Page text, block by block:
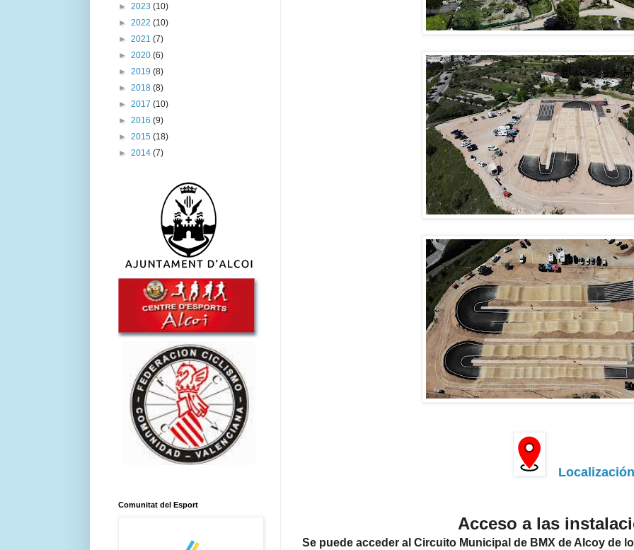
Localización
Acceso a las
Se puede acceder al Circuito Municipal de BMX de Alcoy de
► 2023 (10)
► 2022 (10)
► 2021 (7)
► 2020 (6)
► 2019 (8)
► 2018 (8)
► 2017 (10)
► 2016 (9)
► 2015 (18)
► 2014 (7)
Comunitat del Esport